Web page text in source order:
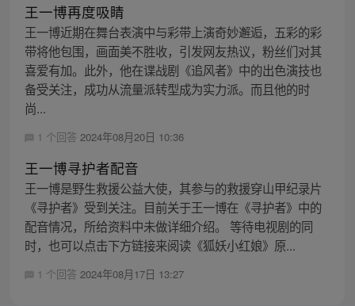
王一博再度吸睛
王一博近期在舞台表演中与彩带上演奇妙邂逅，五彩的彩
带将他包围，画面美不胜收，引发网友热议，粉丝们对其
喜爱有加。此外，他在谍战剧《追风者》中的出色演技也
备受关注，成功从流量派转型成为实力派。而且他的时
尚...
1 个回答 2024年08月20日 10:36
王一博寻护者配音
王一博是野生救援公益大使，其参与的救援穿山甲纪录片
《寻护者》受到关注。目前关于王一博在《寻护者》中的
配音情况，所给资料中未做详细介绍。 等待电视剧的同
时，也可以点击下方链接来阅读《狐妖小红娘》原...
1 个回答 2024年08月17日 13:27